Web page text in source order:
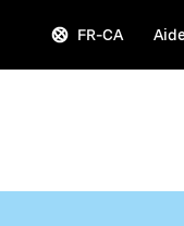
FR-CA Aide